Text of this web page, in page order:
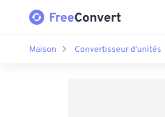
Maison Convertisseur d'unités